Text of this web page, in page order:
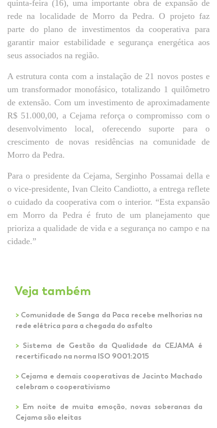
quinta-feira (16), uma importante obra de expansão de
rede na localidade de Morro da Pedra. O projeto faz
parte do plano de investimentos da cooperativa para
garantir maior estabilidade e segurança energética aos
seus associados na região.
A estrutura conta com a instalação de 21 novos postes e
um transformador monofásico, totalizando 1 quilômetro
de extensão. Com um investimento de aproximadamente
R$ 51.000,00, a Cejama reforça o compromisso com o
desenvolvimento local, oferecendo suporte para o
crescimento de novas residências na comunidade de
Morro da Pedra.
Para o presidente da Cejama, Serginho Possamai della e
o vice-presidente, Ivan Cleito Candiotto, a entrega reflete
o cuidado da cooperativa com o interior. “Esta expansão
em Morro da Pedra é fruto de um planejamento que
prioriza a qualidade de vida e a segurança no campo e na
cidade.”
Veja também
> Comunidade de Sanga da Paca recebe melhorias na
rede elétrica para a chegada do asfalto
> Sistema de Gestão da Qualidade da CEJAMA é
recertificado na norma ISO 9001:2015
> Cejama e demais cooperativas de Jacinto Machado
celebram o cooperativismo
>
Em noite de muita emoção, novas soberanas da
Cejama são eleitas